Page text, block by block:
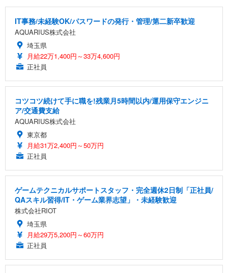
IT事務/未経験OK/パスワードの発行・管理/第二新卒歓迎
AQUARIUS株式会社
埼玉県
月給22万1,400円～33万4,600円
正社員
コツコツ続けて手に職を!残業月5時間以内/運用保守エンジニ
ア/交通費支給
AQUARIUS株式会社
東京都
月給31万2,400円～50万円
正社員
ゲームテクニカルサポートスタッフ・完全週休2日制「正社員/
QAスキル習得/IT・ゲーム業界志望」・未経験歓迎
株式会社RIOT
埼玉県
月給29万5,200円～60万円
正社員